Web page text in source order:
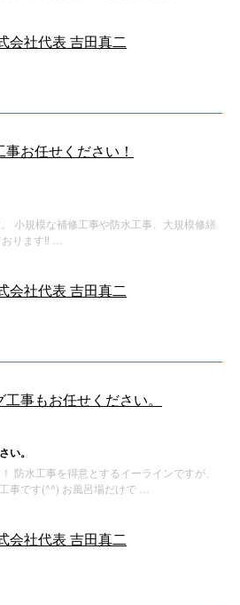
会社代表 吉田真二
小規模な補修工事や防水工事、大規模修繕
ります‼ …
会社代表 吉田真二
い。
防水工事を得意とするイーラインですが、
事です(^^) お風呂場だけで …
会社代表 吉田真二